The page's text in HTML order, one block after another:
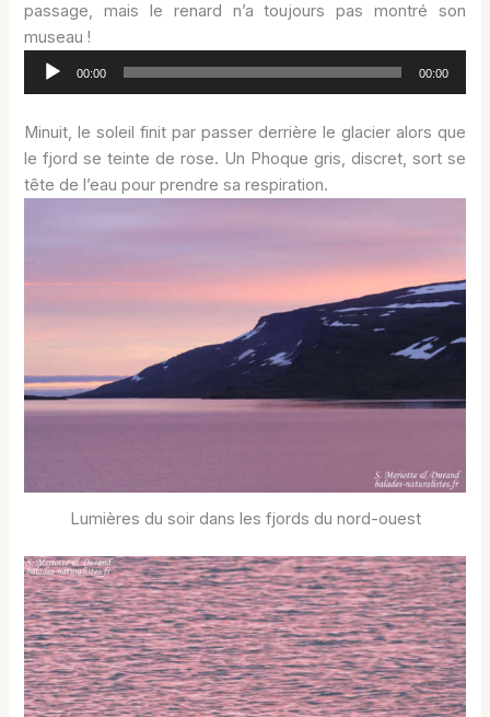
passage, mais le renard n’a toujours pas montré son
museau !
Lecteur
00:00 00:00
Minuit, le soleil finit par passer derrière le glacier alors que
le fjord se teinte de rose. Un Phoque gris, discret, sort se
tête de l’eau pour prendre sa respiration.
Lumières du soir dans les fjords du nord-ouest